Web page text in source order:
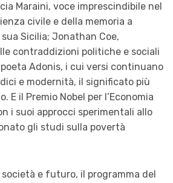
Maraini, voce imprescindibile nel
civile e della memoria a
Sicilia; Jonathan Coe,
contraddizioni politiche e sociali
Adonis, i cui versi continuano
e modernità, il significato più
E il Premio Nobel per l’Economia
i suoi approcci sperimentali allo
gli studi sulla povertà
e futuro, il programma del